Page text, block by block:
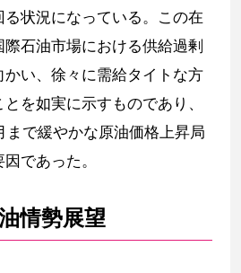
状況になっている。この在
石油市場における供給過剰
い、徐々に需給タイトな方
を如実に示すものであり、
まで緩やかな原油価格上昇局
であった。
情勢展望